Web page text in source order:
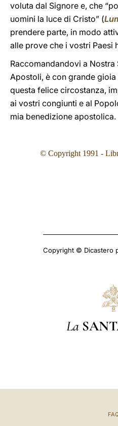
voluta dal Signore e, che
uomini la luce di Cristo” (
prendere parte, in modo
alle prove che i vostri Paesi
Raccomandandovi a Nostra
Apostoli, è con grande
questa felice circostanza,
ai vostri congiunti e al
mia benedizione apostolica.
© Copyright 1991 -
Copyright © Dicastero
La